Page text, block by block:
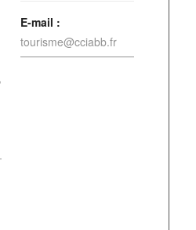
E-mail :
tourisme@cciabb.fr